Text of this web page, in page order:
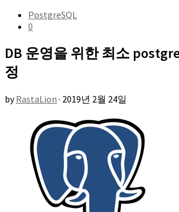
PostgreSQL
0
DB 운영을 위한 최소
정
byRastaLion · 2019년 2월 24일